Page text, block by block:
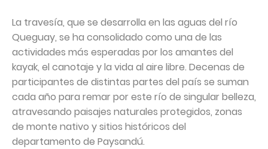
La travesía, que se desarrolla en las aguas del río
Queguay, se ha consolidado como una de las
actividades más esperadas por los amantes del
kayak, el canotaje y la vida al aire libre. Decenas de
participantes de distintas partes del país se suman
cada año para remar por este río de singular belleza,
atravesando paisajes naturales protegidos, zonas
de monte nativo y sitios históricos del
departamento de Paysandú.